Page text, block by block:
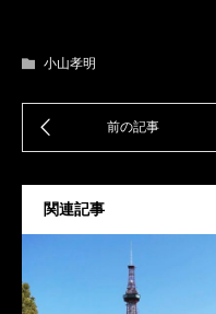
小山孝明
関連記事